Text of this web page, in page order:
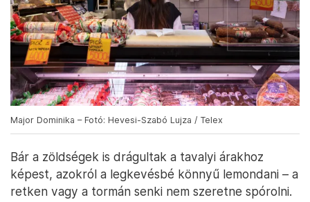
Major Dominika – Fotó: Hevesi-Szabó Lujza / Telex
Bár a zöldségek is drágultak a tavalyi árakhoz
képest, azokról a legkevésbé könnyű lemondani – a
retken vagy a tormán senki nem szeretne spórolni.